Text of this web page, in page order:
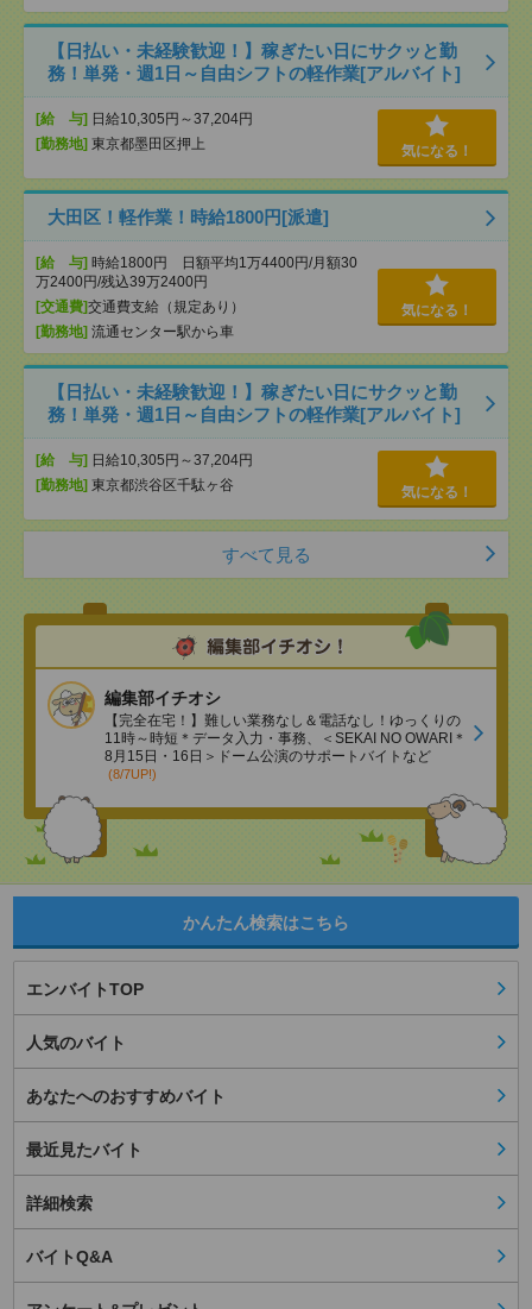
【日払い・未経験歓迎！】稼ぎたい日にサクッと勤
務！単発・週1日～自由シフトの軽作業[アルバイト]
[給 与] 日給10,305円～37,204円
[勤務地] 東京都墨田区押上 気になる！
大田区！軽作業！時給1800円[派遣]
[給 与] 時給1800円 日額平均1万4400円/月額30
万2400円/残込39万2400円
[交通費]交通費支給（規定あり）
[勤務地] 流通センター駅から車
気になる！
【日払い・未経験歓迎！】稼ぎたい日にサクッと勤
務！単発・週1日～自由シフトの軽作業[アルバイト]
[給 与] 日給10,305円～37,204円
[勤務地] 東京都渋谷区千駄ヶ谷 気になる！
すべて見る
編集部イチオシ
【完全在宅！】難しい業務なし＆電話なし！ゆっくりの
11時～時短＊データ入力・事務、＜SEKAI NO OWARI＊
8月15日・16日＞ドーム公演のサポートバイトなど
(8/7UP!)
かんたん検索はこちら
エンバイトTOP
人気のバイト
あなたへのおすすめバイト
最近見たバイト
詳細検索
バイトQ&A